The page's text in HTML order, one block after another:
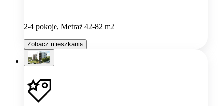
2-4 pokoje, Metraż 42-82 m2
Zobacz mieszkania